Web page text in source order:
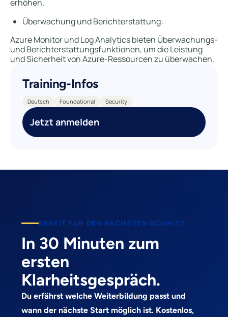
erhöhen.
Überwachung und Berichterstattung:
Azure Monitor und Log Analytics bieten Überwachungs-
und Berichterstattungsfunktionen, um die Leistung
und Sicherheit von Azure-Ressourcen zu überwachen.
Training-Infos
Deutsch Foundational Security
Jetzt anmelden
BEREIT FUR DEN NACHSTEN SCHRITT
In 30 Minuten zum
ersten
Klarheitsgespräch.
Du erfährst welche Weiterbildung passt und
wann der nächste Start möglich ist. Kostenlos,